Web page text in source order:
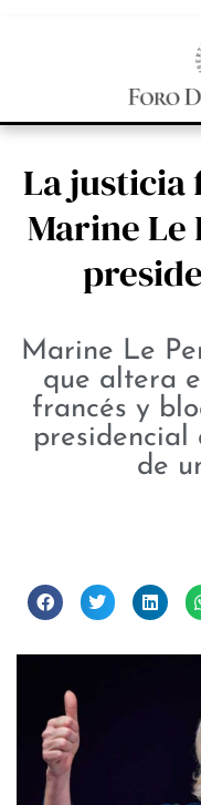
La justicia
Marine Le
Marine Le
que altera
francés y
presidencial
de